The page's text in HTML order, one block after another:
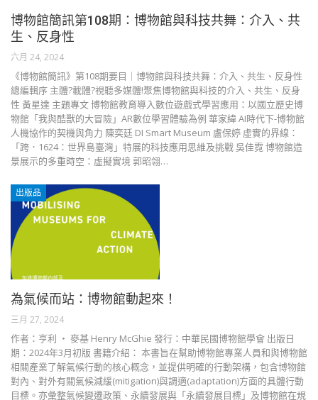
博物館簡訊第108期：博物館與科技共舞：介入、共
生、反身性
六月 24, 2024
《博物館簡訊》第108期要目｜博物館與科技共舞：介入、共生、反身性
總編輯序 主體?載體?視聽多媒體!聚焦博物館與科技的介入、共生、反身
性 黃星達 主題專文 博物館教育導入數位遊戲式學習應用：以國立歷史博
物館「我與酷獸的大冒險」AR數位學習體驗為例 華家緯 AI時代下-博物館
人機協作的契機與角力 陳奕廷 DI Smart Museum 盧保婷 虛實的界線：
「跨．1624：世界島臺灣」特展的科技應用思維及挑戰 吳佳霓 博物館造
景展示的多重時空：虛擬實境 郭昭翎…
出版品
為氣候而站：博物館動起來！
三月 27, 2024
作者：亨利 ‧ 麥基 Henry McGhie 發行：中華民國博物館學會 出版日
期：2024年3月初版 書籍介紹： 本書旨在幫助博物館專業人員和與博物館
相關產業了解氣候行動的核心概念，並提供明確的行動架構，包含博物館
對內、對外有關氣候減緩(mitigation)與調適(adaptation)方面的具體行動
目標。亦彙整氣候變遷政策、永續發展與「永續發展目標」及博物館在規